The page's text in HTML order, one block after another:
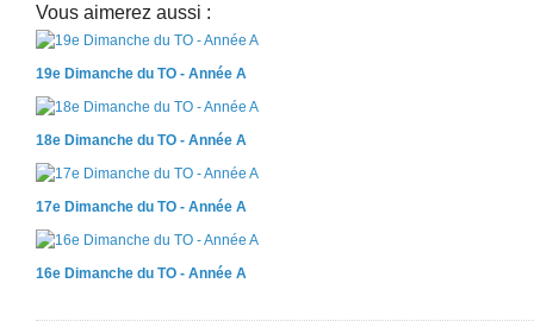
Vous aimerez aussi :
19e Dimanche du TO - Année A
18e Dimanche du TO - Année A
17e Dimanche du TO - Année A
16e Dimanche du TO - Année A